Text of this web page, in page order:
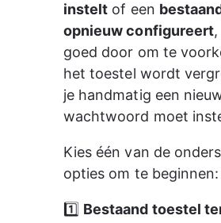
instelt of een
opnieuw configureert
goed door om te
het toestel wordt
je handmatig een
wachtwoord moet
Kies één van de
opties om te beginnen:
1️⃣ Bestaand toestel